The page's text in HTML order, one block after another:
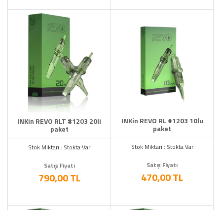
INKin REVO RLT #1203 20li
paket
Stok Miktarı : Stokta Var
Satış Fiyatı
790,00 TL
INKin REVO RL #1203 10lu
paket
Stok Miktarı : Stokta Var
Satış Fiyatı
470,00 TL